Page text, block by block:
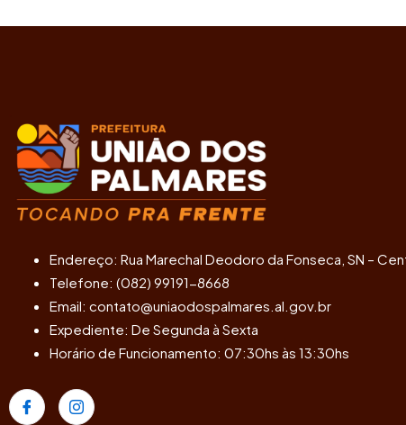
Endereço: Rua Marechal Deodoro da Fonseca, SN –
Telefone: (082) 99191-8668
Email: contato@uniaodospalmares.al.gov.br
Expediente: De Segunda à Sexta
Horário de Funcionamento: 07:30hs às 13:30hs